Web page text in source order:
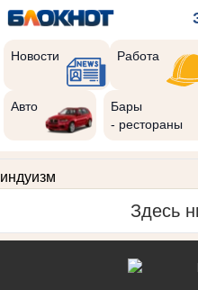
Новости Работа
Авто
Бары
- рестораны
индуизм
Здесь